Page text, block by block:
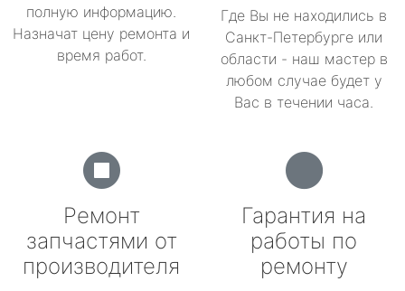
полную информацию.
Назначат цену ремонта и
время работ.
Где Вы не находились в
Санкт-Петербурге или
области - наш мастер в
любом случае будет у
Вас в течении часа.
Ремонт
запчастями от
производителя
Гарантия на
работы по
ремонту